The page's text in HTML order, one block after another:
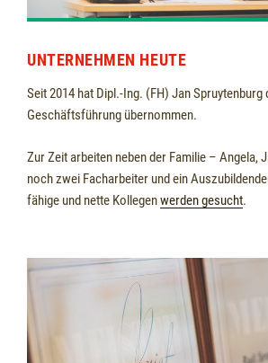
UNTERNEHMEN HEUTE
Seit 2014 hat Dipl.-Ing. (FH) Jan Spruytenburg
Geschäftsführung übernommen.
Zur Zeit arbeiten neben der Familie – Angela,
noch zwei Facharbeiter und ein
fähige und nette Kollegenwerden gesucht.